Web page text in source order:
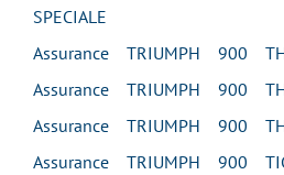
SPECIALE
Assurance TRIUMPH 900
Assurance TRIUMPH 900
Assurance TRIUMPH 900
Assurance TRIUMPH 900